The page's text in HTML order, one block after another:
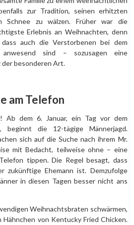
zur Tradition, seinen erhitzten
Schnee zu wälzen. Früher war die
Erlebnis an Weihnachten, denn
auch die Verstorbenen bei dem
anwesend sind – sozusagen eine
der besonderen Art.
am Telefon
Ab dem 6. Januar, ein Tag vor dem
beginnt die 12-tägige Männerjagd.
sich auf die Suche nach ihrem Mr.
mit Bedacht, teilweise ohne – eine
tippen. Die Regel besagt, dass
zukünftige Ehemann ist. Demzufolge
in diesen Tagen besser nicht ans
Weihnachtsbraten schwärmen,
Hähnchen von Kentucky Fried Chicken.